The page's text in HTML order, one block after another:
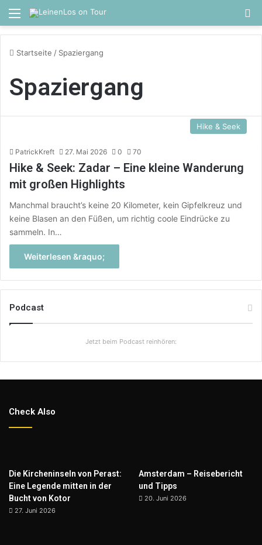
Menü
Startseite / Spaziergang
Spaziergang
Hike & Seek
PatrickKreft 27. Mai 2026 0 70
Hike & Seek: Zadar – Eine kleine Wanderung
mit großen Highlights
Manchmal braucht’s keine 20 Kilometer, kein Gipfelkreuz und
keine Blasen an den Füßen, um richtig coole Eindrücke zu
sammeln. In…
Weiterlesen &raquo;
Podcast
Jetzt beim Podcast reinhören:
Check Also
Die Kircheninseln von Perast:
Eine Legende mitten in der
Bucht von Kotor
27. Juni 2026
Amsterdam – Reisebericht
und Tipps
20. Juni 2026